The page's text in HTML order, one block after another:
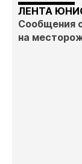
ЛЕНТА
Сообщения
на